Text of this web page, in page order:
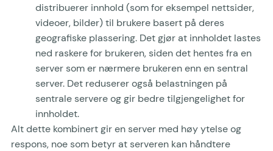
distribuerer innhold (som for eksempel nettsider,
videoer, bilder) til brukere basert på deres
geografiske plassering. Det gjør at innholdet lastes
ned raskere for brukeren, siden det hentes fra en
server som er nærmere brukeren enn en sentral
server. Det reduserer også belastningen på
sentrale servere og gir bedre tilgjengelighet for
innholdet.
Alt dette kombinert gir en server med høy ytelse og
respons, noe som betyr at serveren kan håndtere